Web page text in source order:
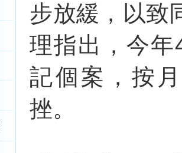
步放緩，以致
理指出，今
記個案，按
挫。